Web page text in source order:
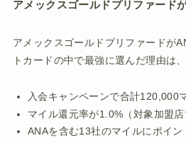
アメックスゴールドプリファード
アメックスゴールドプリファードが
トカードの中で最強に選んだ理由は
入会キャンペーンで合計120,000
マイル還元率が1.0%（対象加盟店
ANAを含む13社のマイルにポイン